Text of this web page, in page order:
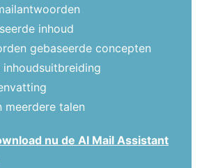
inhoud
gebaseerde concepten
inhoudsuitbreiding
meerdere talen
nu de AI Mail Assistant